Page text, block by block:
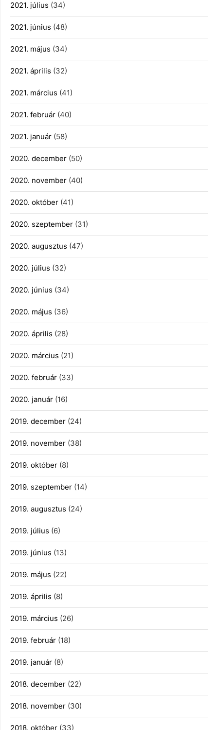
2021. július (34)
2021. június (48)
2021. május (34)
2021. április (32)
2021. március (41)
2021. február (40)
2021. január (58)
2020. december (50)
2020. november (40)
2020. október (41)
2020. szeptember (31)
2020. augusztus (47)
2020. július (32)
2020. június (34)
2020. május (36)
2020. április (28)
2020. március (21)
2020. február (33)
2020. január (16)
2019. december (24)
2019. november (38)
2019. október (8)
2019. szeptember (14)
2019. augusztus (24)
2019. július (6)
2019. június (13)
2019. május (22)
2019. április (8)
2019. március (26)
2019. február (18)
2019. január (8)
2018. december (22)
2018. november (30)
2018. október (33)